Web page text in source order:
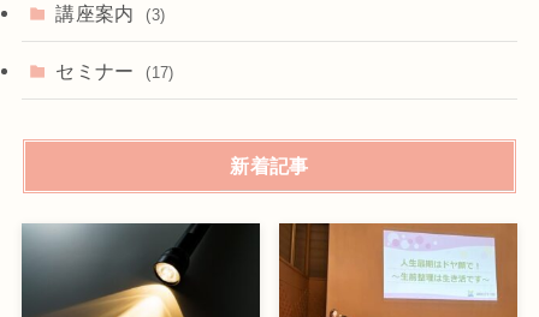
講座案内 (3)
セミナー (17)
新着記事